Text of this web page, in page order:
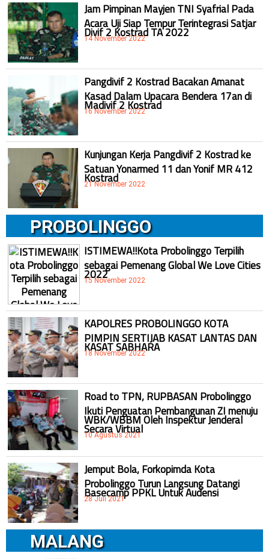
Jam Pimpinan Mayjen TNI Syafrial Pada
Acara Uji Siap Tempur Terintegrasi Satjar
Divif 2 Kostrad TA 2022
14 November 2022
Pangdivif 2 Kostrad Bacakan Amanat
Kasad Dalam Upacara Bendera 17an di
Madivif 2 Kostrad
16 November 2022
Kunjungan Kerja Pangdivif 2 Kostrad ke
Satuan Yonarmed 11 dan Yonif MR 412
Kostrad
21 November 2022
PROBOLINGGO
ISTIMEWA!!Kota Probolinggo Terpilih
sebagai Pemenang Global We Love Cities
2022
15 November 2022
KAPOLRES PROBOLINGGO KOTA
PIMPIN SERTIJAB KASAT LANTAS DAN
KASAT SABHARA
18 November 2022
Road to TPN, RUPBASAN Probolinggo
Ikuti Penguatan Pembangunan ZI menuju
WBK/WBBM Oleh Inspektur Jenderal
Secara Virtual
10 Agustus 2021
Jemput Bola, Forkopimda Kota
Probolinggo Turun Langsung Datangi
Basecamp PPKL Untuk Audensi
28 Juli 2021
MALANG